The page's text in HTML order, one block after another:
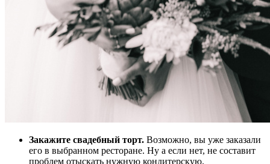
Закажите свадебный торт. Возможно, вы уже заказали
его в выбранном ресторане. Ну а если нет, не составит
проблем отыскать нужную кондитерскую.